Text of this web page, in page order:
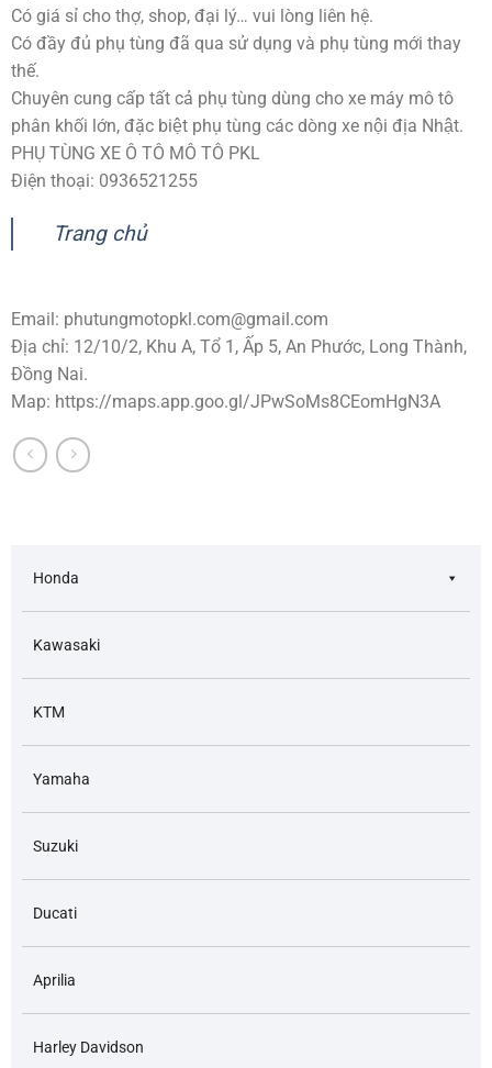
Có giá sỉ cho thợ, shop, đại lý… vui lòng liên hệ.
Có đầy đủ phụ tùng đã qua sử dụng và phụ tùng mới thay
thế.
Chuyên cung cấp tất cả phụ tùng dùng cho xe máy mô tô
phân khối lớn, đặc biệt phụ tùng các dòng xe nội địa Nhật.
PHỤ TÙNG XE Ô TÔ MÔ TÔ PKL
Điện thoại: 0936521255
Trang chủ
Email: phutungmotopkl.com@gmail.com
Địa chỉ: 12/10/2, Khu A, Tổ 1, Ấp 5, An Phước, Long Thành,
Đồng Nai.
Map: https://maps.app.goo.gl/JPwSoMs8CEomHgN3A
Honda
Kawasaki
KTM
Yamaha
Suzuki
Ducati
Aprilia
Harley Davidson